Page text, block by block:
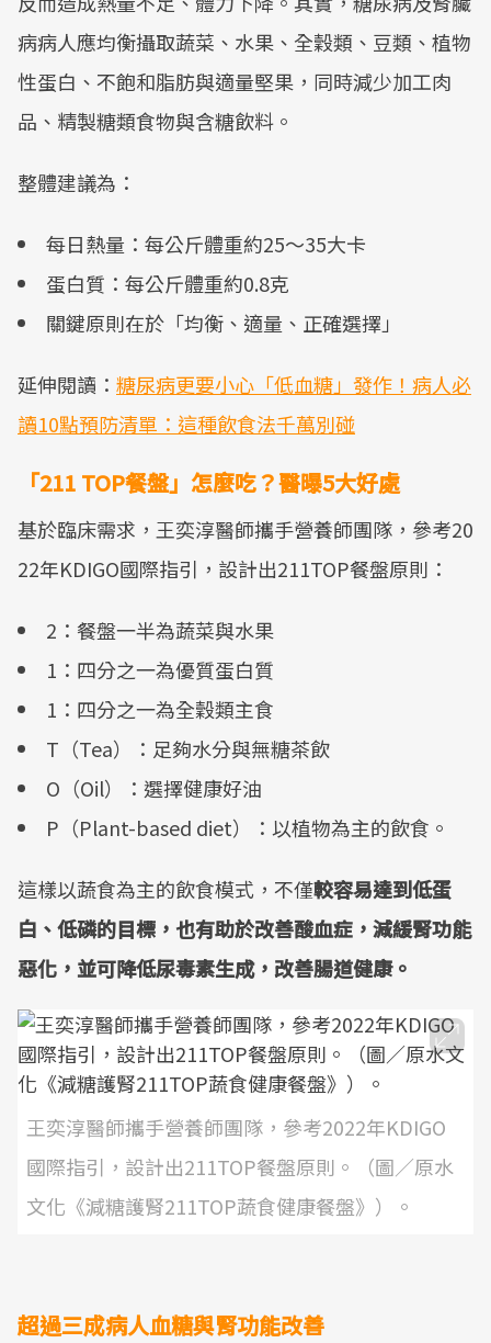
病病人應均衡攝取蔬菜、水果、全穀類、豆類、植物
性蛋白、不飽和脂肪與適量堅果，同時減少加工肉
品、精製糖類食物與含糖飲料。
整體建議為：
每日熱量：每公斤體重約25～35大卡
蛋白質：每公斤體重約0.8克
關鍵原則在於「均衡、適量、正確選擇」
延伸閱讀： 糖尿病更要小心「低血糖」發作！病人必
讀10點預防清單：這種飲食法千萬別碰
「211 TOP餐盤」怎麼吃？醫曝5大好處
基於臨床需求，王奕淳醫師攜手營養師團隊，參考20
22年KDIGO國際指引，設計出211TOP餐盤原則：
2：餐盤一半為蔬菜與水果
1：四分之一為優質蛋白質
1：四分之一為全穀類主食
T（Tea）：足夠水分與無糖茶飲
O（Oil）：選擇健康好油
P（Plant-based diet）：以植物為主的飲食。
這樣以蔬食為主的飲食模式，不僅較容易達到低蛋
白、低磷的目標，也有助於改善酸血症，減緩腎功能
惡化，並可降低尿毒素生成，改善腸道健康。
王奕淳醫師攜手營養師團隊，參考2022年KDIGO
國際指引，設計出211TOP餐盤原則。（圖／原水
文化《減糖護腎211TOP蔬食健康餐盤》）。
超過三成病人血糖與腎功能改善